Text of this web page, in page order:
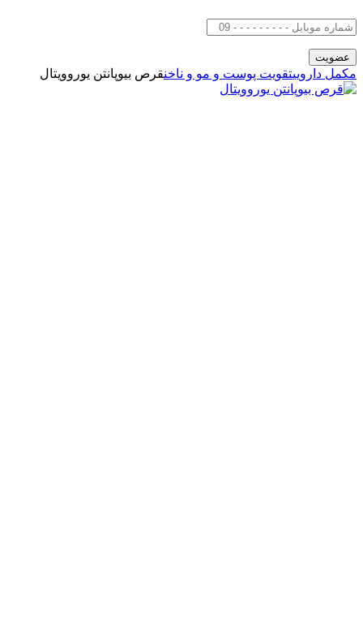
مکمل داروییتقویت پوست و مو و ناخنقرص بیوپانتن یوروویتال